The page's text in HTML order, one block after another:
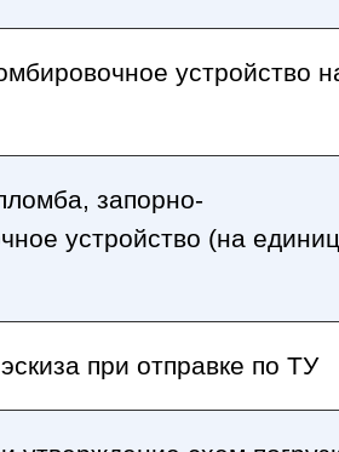
устройство
запорно-
устройство (на
при отправке по ТУ